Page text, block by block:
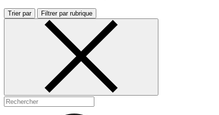
Trier par Filtrer par rubrique